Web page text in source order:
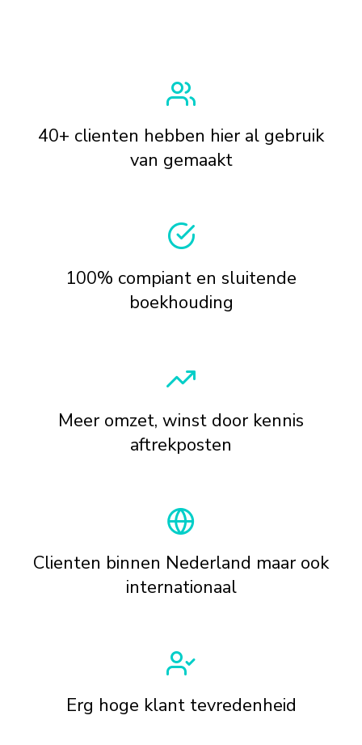
40+ clienten hebben hier al gebruik
van gemaakt
100% compiant en sluitende
boekhouding
Meer omzet, winst door kennis
aftrekposten
Clienten binnen Nederland maar ook
internationaal
Erg hoge klant tevredenheid